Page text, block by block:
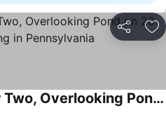
Partager
Gorgeous Cottage for Two, Overlooking Pond on 20 acres, Glamping in Pennsylvania